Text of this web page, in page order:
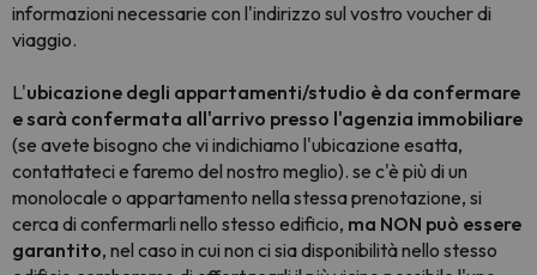
informazioni necessarie con l'indirizzo sul vostro voucher di
viaggio.
L'ubicazione degli appartamenti/studio è da confermare
e sarà confermata all'arrivo presso l'agenzia immobiliare
(se avete bisogno che vi indichiamo l'ubicazione esatta,
contattateci e faremo del nostro meglio). se c'è più di un
monolocale o appartamento nella stessa prenotazione, si
cerca di confermarli nello stesso edificio, ma NON può essere
garantito, nel caso in cui non ci sia disponibilità nello stesso